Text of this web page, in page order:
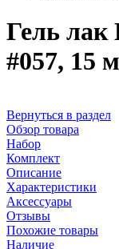
Гель лак
#057, 15
Вернуться в раздел
Обзор товара
Набор
Комплект
Описание
Характеристики
Аксессуары
Отзывы
Похожие товары
Наличие